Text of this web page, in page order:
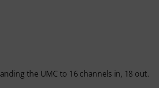
the UMC to 16 channels in, 18 out.